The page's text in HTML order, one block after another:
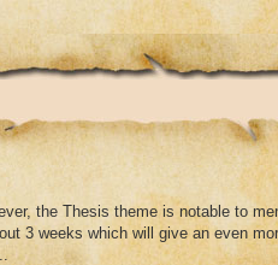
the Thesis theme is notable to
3 weeks which will give an even